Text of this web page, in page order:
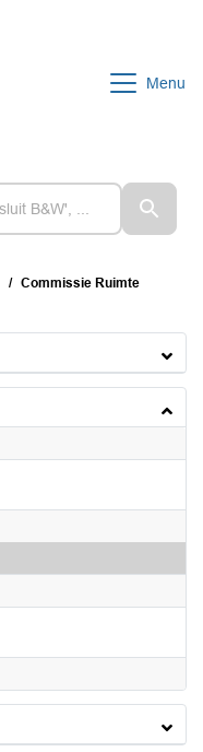
Menu
Commissie Ruimte